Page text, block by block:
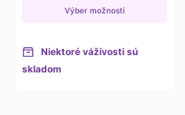
through52,85 €
Výber možností
Niektoré váživosti sú
skladom